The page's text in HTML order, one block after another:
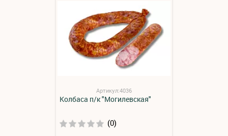
Артикул:4036
Колбаса п/к "Могилевская"
(0)